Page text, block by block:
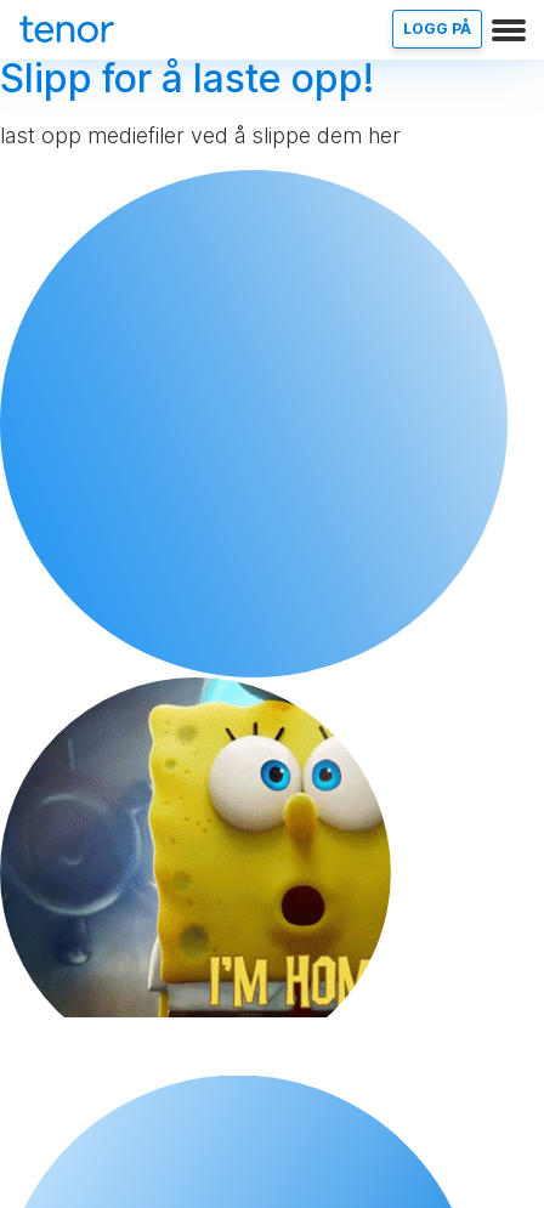
LOGG PÅ
Slipp for å laste opp!
last opp mediefiler ved å slippe dem her